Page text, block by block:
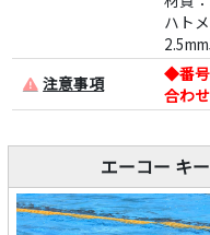
ハト
注意事項
◆番号
合わ
エーコー キ